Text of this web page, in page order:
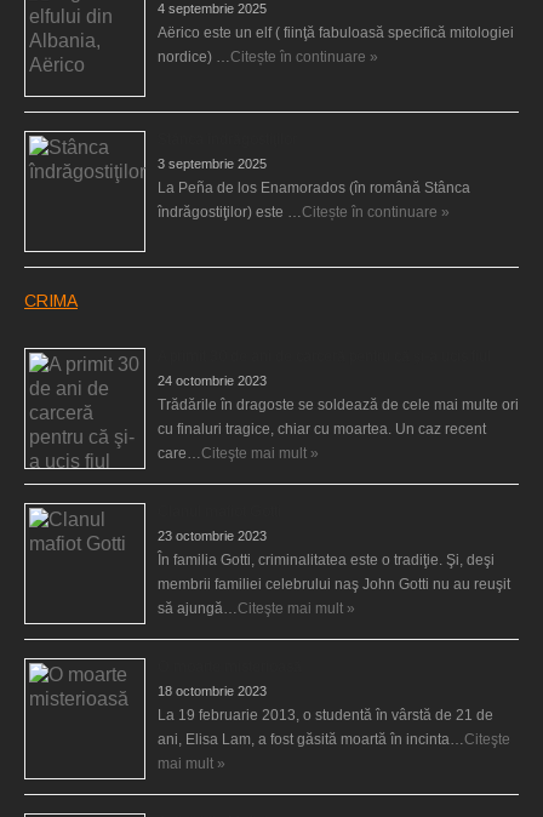
4 septembrie 2025
Aërico este un elf ( fiinţă fabuloasă specifică mitologiei
nordice) …Citește în continuare »
3 septembrie 2025
La Peña de los Enamorados (în română Stânca
îndrăgostiţilor) este …Citește în continuare »
CRIMA
24 octombrie 2023
Trădările în dragoste se soldează de cele mai multe ori
cu finaluri tragice, chiar cu moartea. Un caz recent
care…Citeşte mai mult »
23 octombrie 2023
În familia Gotti, criminalitatea este o tradiţie. Şi, deşi
membrii familiei celebrului naş John Gotti nu au reuşit
să ajungă…Citeşte mai mult »
18 octombrie 2023
La 19 februarie 2013, o studentă în vârstă de 21 de
ani, Elisa Lam, a fost găsită moartă în incinta…Citeşte
mai mult »